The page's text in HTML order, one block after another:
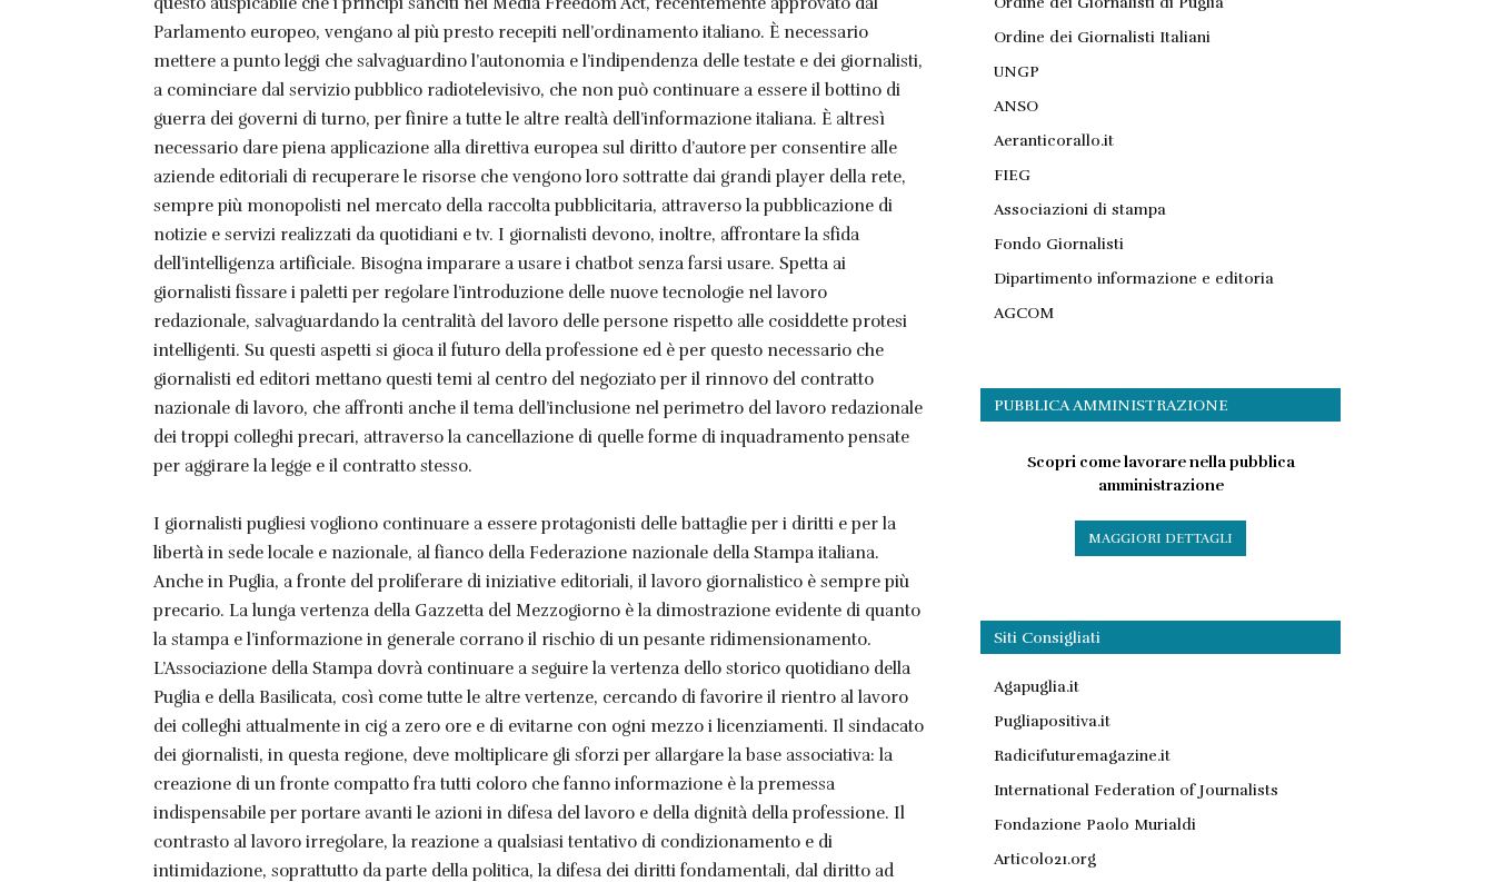
Parlamento europeo, vengano al più presto recepiti nell’ordinamento italiano. È necessario
mettere a punto leggi che salvaguardino l’autonomia e l’indipendenza delle testate e dei giornalisti,
a cominciare dal servizio pubblico radiotelevisivo, che non può continuare a essere il bottino di
guerra dei governi di turno, per finire a tutte le altre realtà dell’informazione italiana. È altresì
necessario dare piena applicazione alla direttiva europea sul diritto d’autore per consentire alle
aziende editoriali di recuperare le risorse che vengono loro sottratte dai grandi player della rete,
sempre più monopolisti nel mercato della raccolta pubblicitaria, attraverso la pubblicazione di
notizie e servizi realizzati da quotidiani e tv. I giornalisti devono, inoltre, affrontare la sfida
dell’intelligenza artificiale. Bisogna imparare a usare i chatbot senza farsi usare. Spetta ai
giornalisti fissare i paletti per regolare l’introduzione delle nuove tecnologie nel lavoro
redazionale, salvaguardando la centralità del lavoro delle persone rispetto alle cosiddette protesi
intelligenti. Su questi aspetti si gioca il futuro della professione ed è per questo necessario che
giornalisti ed editori mettano questi temi al centro del negoziato per il rinnovo del contratto
nazionale di lavoro, che affronti anche il tema dell’inclusione nel perimetro del lavoro redazionale
dei troppi colleghi precari, attraverso la cancellazione di quelle forme di inquadramento pensate
per aggirare la legge e il contratto stesso.
I giornalisti pugliesi vogliono continuare a essere protagonisti delle battaglie per i diritti e per la
libertà in sede locale e nazionale, al fianco della Federazione nazionale della Stampa italiana.
Anche in Puglia, a fronte del proliferare di iniziative editoriali, il lavoro giornalistico è sempre più
precario. La lunga vertenza della Gazzetta del Mezzogiorno è la dimostrazione evidente di quanto
la stampa e l’informazione in generale corrano il rischio di un pesante ridimensionamento.
L’Associazione della Stampa dovrà continuare a seguire la vertenza dello storico quotidiano della
Puglia e della Basilicata, così come tutte le altre vertenze, cercando di favorire il rientro al lavoro
dei colleghi attualmente in cig a zero ore e di evitarne con ogni mezzo i licenziamenti. Il sindacato
dei giornalisti, in questa regione, deve moltiplicare gli sforzi per allargare la base associativa: la
creazione di un fronte compatto fra tutti coloro che fanno informazione è la premessa
indispensabile per portare avanti le azioni in difesa del lavoro e della dignità della professione. Il
contrasto al lavoro irregolare, la reazione a qualsiasi tentativo di condizionamento e di
intimidazione, soprattutto da parte della politica, la difesa dei diritti fondamentali, dal diritto ad
Ordine dei Giornalisti Italiani
UNGP
ANSO
Aeranticorallo.it
FIEG
Associazioni di stampa
Fondo Giornalisti
Dipartimento informazione e editoria
AGCOM
PUBBLICA AMMINISTRAZIONE
Scopri come lavorare nella pubblica
amministrazione
MAGGIORI DETTAGLI
Siti Consigliati
Agapuglia.it
Pugliapositiva.it
Radicifuturemagazine.it
International Federation of Journalists
Fondazione Paolo Murialdi
Articolo21.org